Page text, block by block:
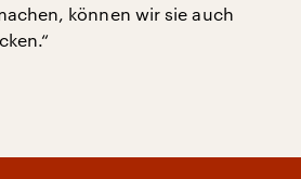
können wir sie auch